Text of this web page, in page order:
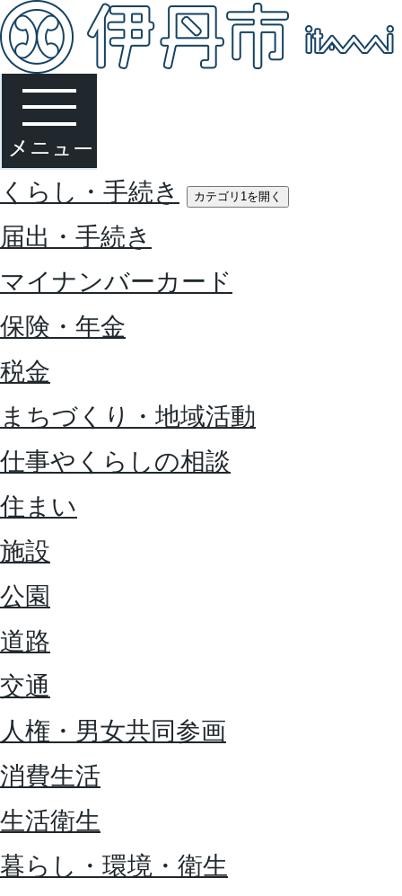
くらし・手続き カテゴリ1を開く
届出・手続き
マイナンバーカード
保険・年金
税金
まちづくり・地域活動
仕事やくらしの相談
住まい
施設
公園
道路
交通
人権・男女共同参画
消費生活
生活衛生
暮らし・環境・衛生